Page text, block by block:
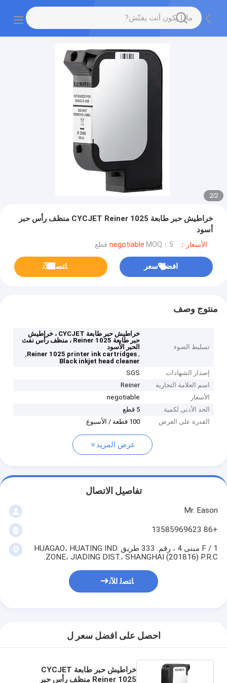
2
/
2
خراطيش حبر طابعة CYCJET Reiner 1025 منظف رأس حبر
أسود
الأسعار：negotiable MOQ：5 قطع
افضل سعر ﺎﺘﺼﻟ ﺍﻶﻧ
منتوج وصف
تسليط الضوء
خراطيش حبر طابعة CYCJET ، خراطيش
حبر طابعة Reiner 1025 ، منظف رأس نفث
الحبر الأسود
,
Reiner 1025 printer ink cartridges
,
Black inkjet head cleaner
إصدار الشهادات
SGS
اسم العلامة التجارية
Reiner
الأسعار
negotiable
الحد الأدنى لكمية
5 قطع
القدرة على العرض
100 قطعة / الأسبوع
عرض المزيد
تفاصيل الاتصال
Mr. Eason
+86 13585969623
1 / F مبنى 4 ، رقم. 333 طريق HUAGAO، HUATING IND.
ZONE، JIADING DIST.، SHANGHAI (201816) P.R.C.
ﺎﺘﺼﻟ ﺍﻶﻧ
احصل على افضل سعر ل
خراطيش حبر طابعة CYCJET
Reiner 1025 منظف رأس حبر